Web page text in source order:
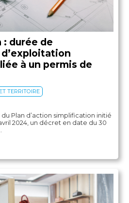
durée de
à un permis de
TERRITOIRE
Plan d’action simplification initié
2024, un décret en date du 30